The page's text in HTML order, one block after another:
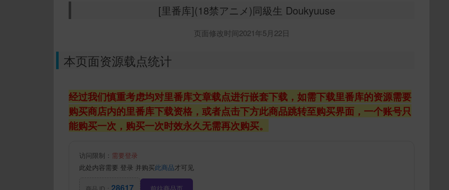
[里番库](18禁アニメ)同級生 Doukyuuse
页面修改时间2021年5月22日
本页面资源载点统计
经过我们慎重考虑均对里番库文章载点进行嵌套下载，如需下载里番库的资源需要
购买商店内的里番库下载资格，或者点击下方此商品跳转至购买界面，一个账号只
能购买一次，购买一次时效永久无需再次购买。
访问限制： 需要登录
此处内容需要 登录 并购买此商品才可见
商品 ID： 前往商品页